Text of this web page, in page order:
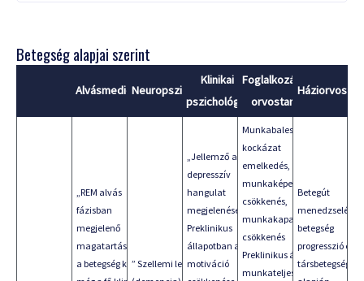
Betegség alapjai szerint
AlvásmedicinaNeuropszichológia
Klinikai
pszichológia
Foglalkozás-
orvostan
Háziorvos
„REM alvás
fázisban
megjelenő
magatartászavar
a betegség korai,” Szellemi leépülés
„Jellemző a
depresszív
hangulat
megjelenése.
Preklinikus
állapotban a
motiváció
Munkabaleseti
kockázat
emelkedés,
munkaképesség
csökkenés,
munkakapacitás
csökkenés
Preklinikus állapot:
munkateljesítmény
Betegút
menedzselés a
betegség
progresszió és
társbetegségek